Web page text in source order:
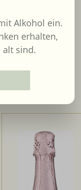
Alkohol ein.
erhalten,
alt sind.